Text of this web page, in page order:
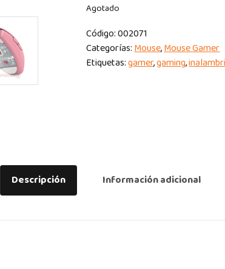
Agotado
Código:002071
Categorías:Mouse,Mouse Gamer
Etiquetas:gamer,gaming,
Descripción Información adicional